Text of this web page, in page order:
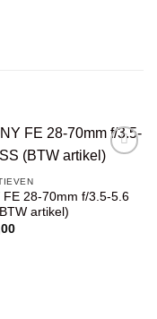
WENSENLIJST
FE 28-70mm f/3.5-5.6
artikel)